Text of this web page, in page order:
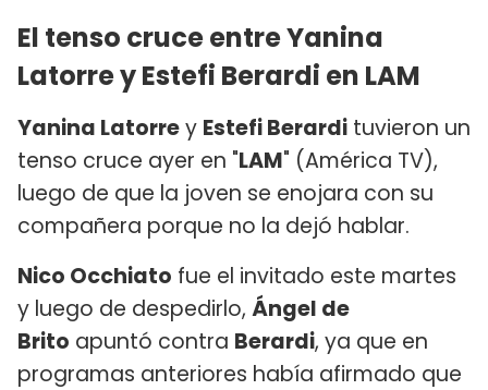
El tenso cruce entre Yanina
Latorre y Estefi Berardi en LAM
Yanina Latorrey Estefi Berardi tuvieron un
tenso cruce ayer en "LAM" (América TV),
luego de que la joven se enojara con su
compañera porque no la dejó hablar.
Nico Occhiato fue el invitado este martes
y luego de despedirlo, Ángel de
Brito apuntó contra Berardi, ya que en
programas anteriores había afirmado que